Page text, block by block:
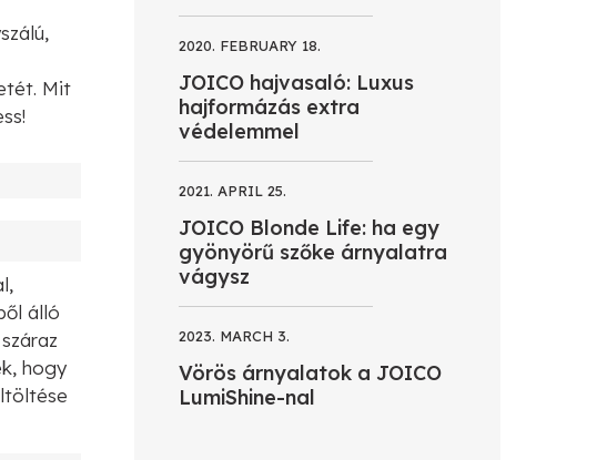
Mit
álló
hogy
2020. FEBRUARY 18.
JOICO hajvasaló: Luxus
hajformázás extra
védelemmel
2021. APRIL 25.
JOICO Blonde Life: ha egy
gyönyörű szőke árnyalatra
vágysz
2023. MARCH 3.
Vörös árnyalatok a JOICO
LumiShine-nal